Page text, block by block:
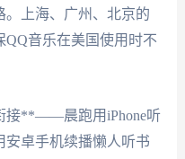
。上海、广州、北京的
音乐在美国使用时不
接**——晨跑用iPhone听
安卓手机续播懒人听书